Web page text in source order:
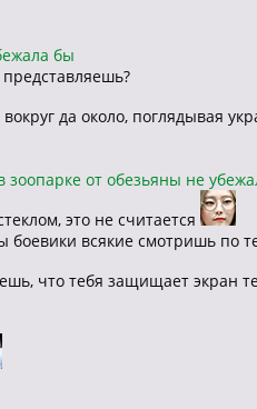
бы
представляешь?
да около, поглядывая
зоопарке от обезьяны не
это не считается
боевики всякие смотришь по
что тебя защищает экран